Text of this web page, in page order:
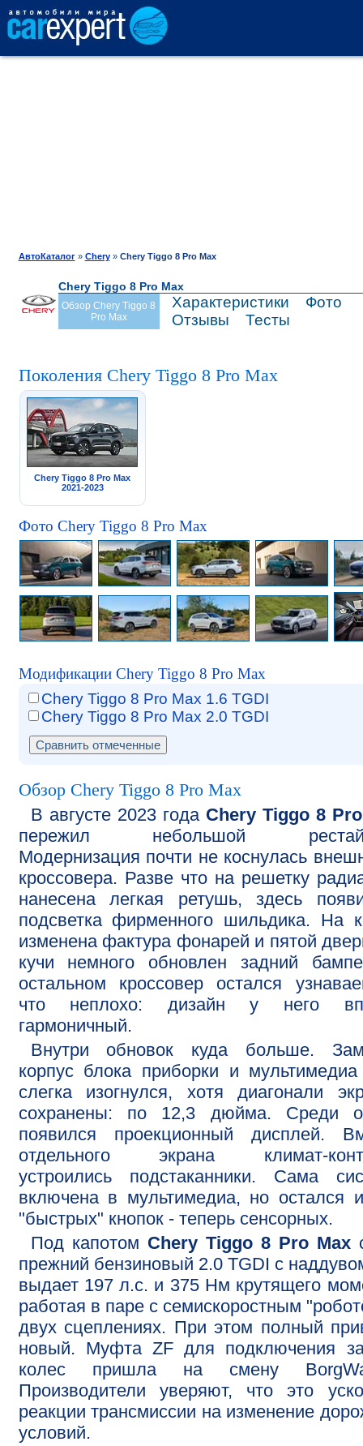
ПРОДАЖА
АвтоКаталог» Chery» Chery Tiggo 8 Pro Max
Chery Tiggo 8 Pro Max
Обзор Chery Tiggo 8
Pro Max
Характеристики
Фото
Отзывы
Тесты
Поколения Chery Tiggo 8 Pro Max
Chery Tiggo 8 Pro Max
2021-2023
Фото Chery Tiggo 8 Pro Max
Модификации Chery Tiggo 8 Pro Max
Chery Tiggo 8 Pro Max 1.6 TGDI
Chery Tiggo 8 Pro Max 2.0 TGDI
Обзор Chery Tiggo 8 Pro Max
В августе 2023 года Chery Tiggo 8
пережил небольшой
Модернизация почти не коснулась
кроссовера. Разве что на решетку
нанесена легкая ретушь, здесь
подсветка фирменного шильдика. На
изменена фактура фонарей и пятой
кучи немного обновлен задний
остальном кроссовер остался
что неплохо: дизайн у него
гармоничный.
Внутри обновок куда больше.
корпус блока приборки и
слегка изогнулся, хотя диагонали
сохранены: по 12,3 дюйма. Среди
появился проекционный дисплей.
отдельного экрана климат-
устроились подстаканники. Сама
включена в мультимедиа, но остался
"быстрых" кнопок - теперь сенсорных.
Под капотом Chery Tiggo 8 Pro Max
прежний бензиновый 2.0 TGDI с
выдает 197 л.с. и 375 Нм крутящего
работая в паре с семискоростным
двух сцеплениях. При этом полный
новый. Муфта ZF для подключения
колес пришла на смену
Производители уверяют, что это
реакции трансмиссии на изменение
условий.